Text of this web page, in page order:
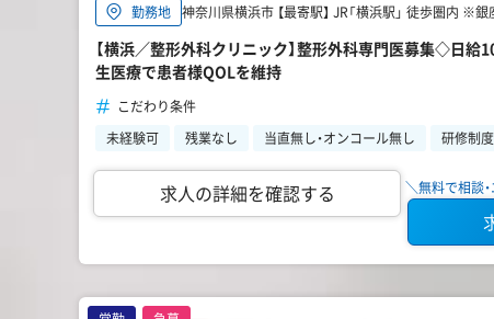
勤務地 神奈川県横浜市 【最寄駅】 JR「横浜駅」 徒歩圏内 ※
【横浜／整形外科クリニック】整形外科専門医募集◇日
生医療で患者様QOLを維持
こだわり条件
未経験可
残業なし 当直無し・オンコール無し 研修制
求人の詳細を確認する ＼無料で相談